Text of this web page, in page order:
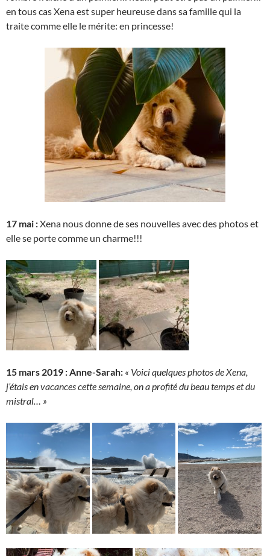
en tous cas Xena est super heureuse dans sa famille qui la
traite comme elle le mérite: en princesse!
17 mai :Xena nous donne de ses nouvelles avec des photos et
elle se porte comme un charme!!!
15 mars 2019 : Anne-Sarah: « Voici quelques photos de Xena,
j’étais en vacances cette semaine, on a profité du beau temps et du
mistral… »